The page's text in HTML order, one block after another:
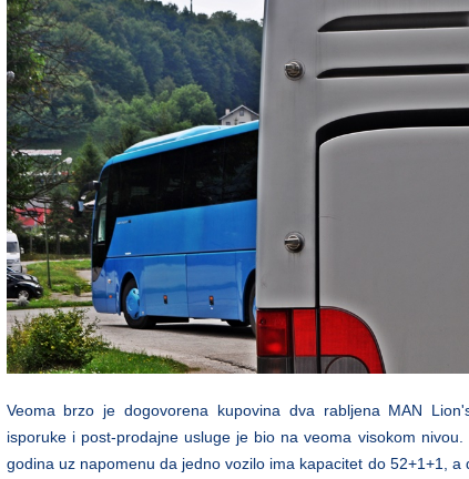
Veoma brzo je dogovorena kupovina dva rabljena MAN
isporuke i post-prodajne usluge je bio na veoma visokom
godina uz napomenu da jedno vozilo ima kapacitet do 52+1+1, a